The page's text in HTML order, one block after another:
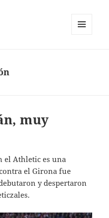
muy
el Athletic es una
el Girona fue
y despertaron